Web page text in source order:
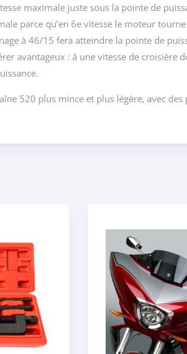
maximale juste sous la pointe de
parce qu’en 6e vitesse le moteur
à 46/15 fera atteindre la pointe de
avantageux : à une vitesse de croisière
520 plus mince et plus légère, avec des